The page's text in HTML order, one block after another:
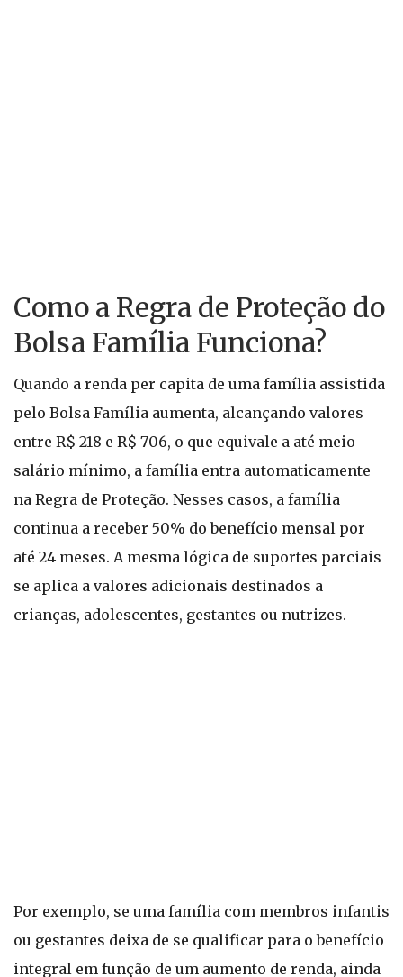
Como a Regra de Proteção do
Bolsa Família Funciona?
Quando a renda per capita de uma família assistida
pelo Bolsa Família aumenta, alcançando valores
entre R$ 218 e R$ 706, o que equivale a até meio
salário mínimo, a família entra automaticamente
na Regra de Proteção. Nesses casos, a família
continua a receber 50% do benefício mensal por
até 24 meses. A mesma lógica de suportes parciais
se aplica a valores adicionais destinados a
crianças, adolescentes, gestantes ou nutrizes.
Por exemplo, se uma família com membros infantis
ou gestantes deixa de se qualificar para o benefício
integral em função de um aumento de renda, ainda